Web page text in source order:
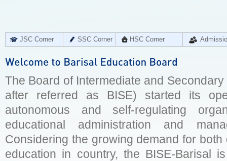
JSC Corner SSC Corner HSC Corner
The Board of Intermediate and
after referred as BISE) started its
autonomous and self-regulating
educational administration and
Considering the growing demand for
education in country, the BISE-Barisal